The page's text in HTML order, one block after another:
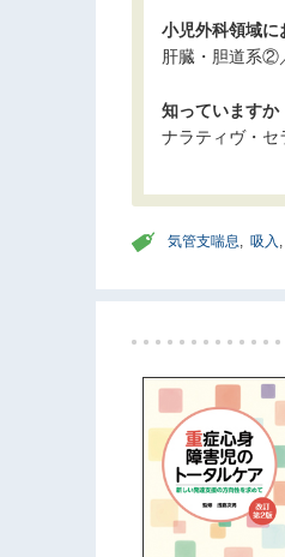
小児外科領域
肝臓・胆道系②
知っています
ナラティヴ・
気管支喘息, 吸入 ,